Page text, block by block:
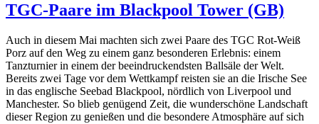
TGC-Paare im Blackpool Tower (GB)
Auch in diesem Mai machten sich zwei Paare des TGC Rot-Weiß
Porz auf den Weg zu einem ganz besonderen Erlebnis: einem
Tanzturnier in einem der beeindruckendsten Ballsäle der Welt.
Bereits zwei Tage vor dem Wettkampf reisten sie an die Irische See
in das englische Seebad Blackpool, nördlich von Liverpool und
Manchester. So blieb genügend Zeit, die wunderschöne Landschaft
dieser Region zu genießen und die besondere Atmosphäre auf sich